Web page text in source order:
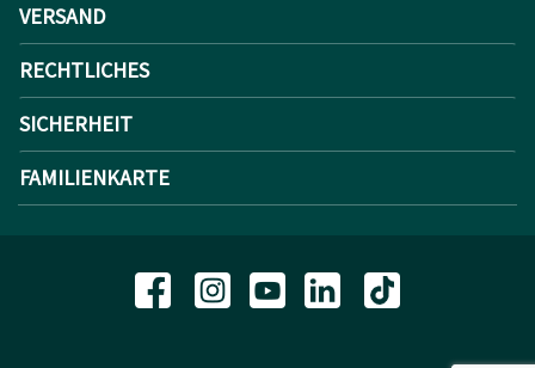
VERSAND
RECHTLICHES
SICHERHEIT
FAMILIENKARTE